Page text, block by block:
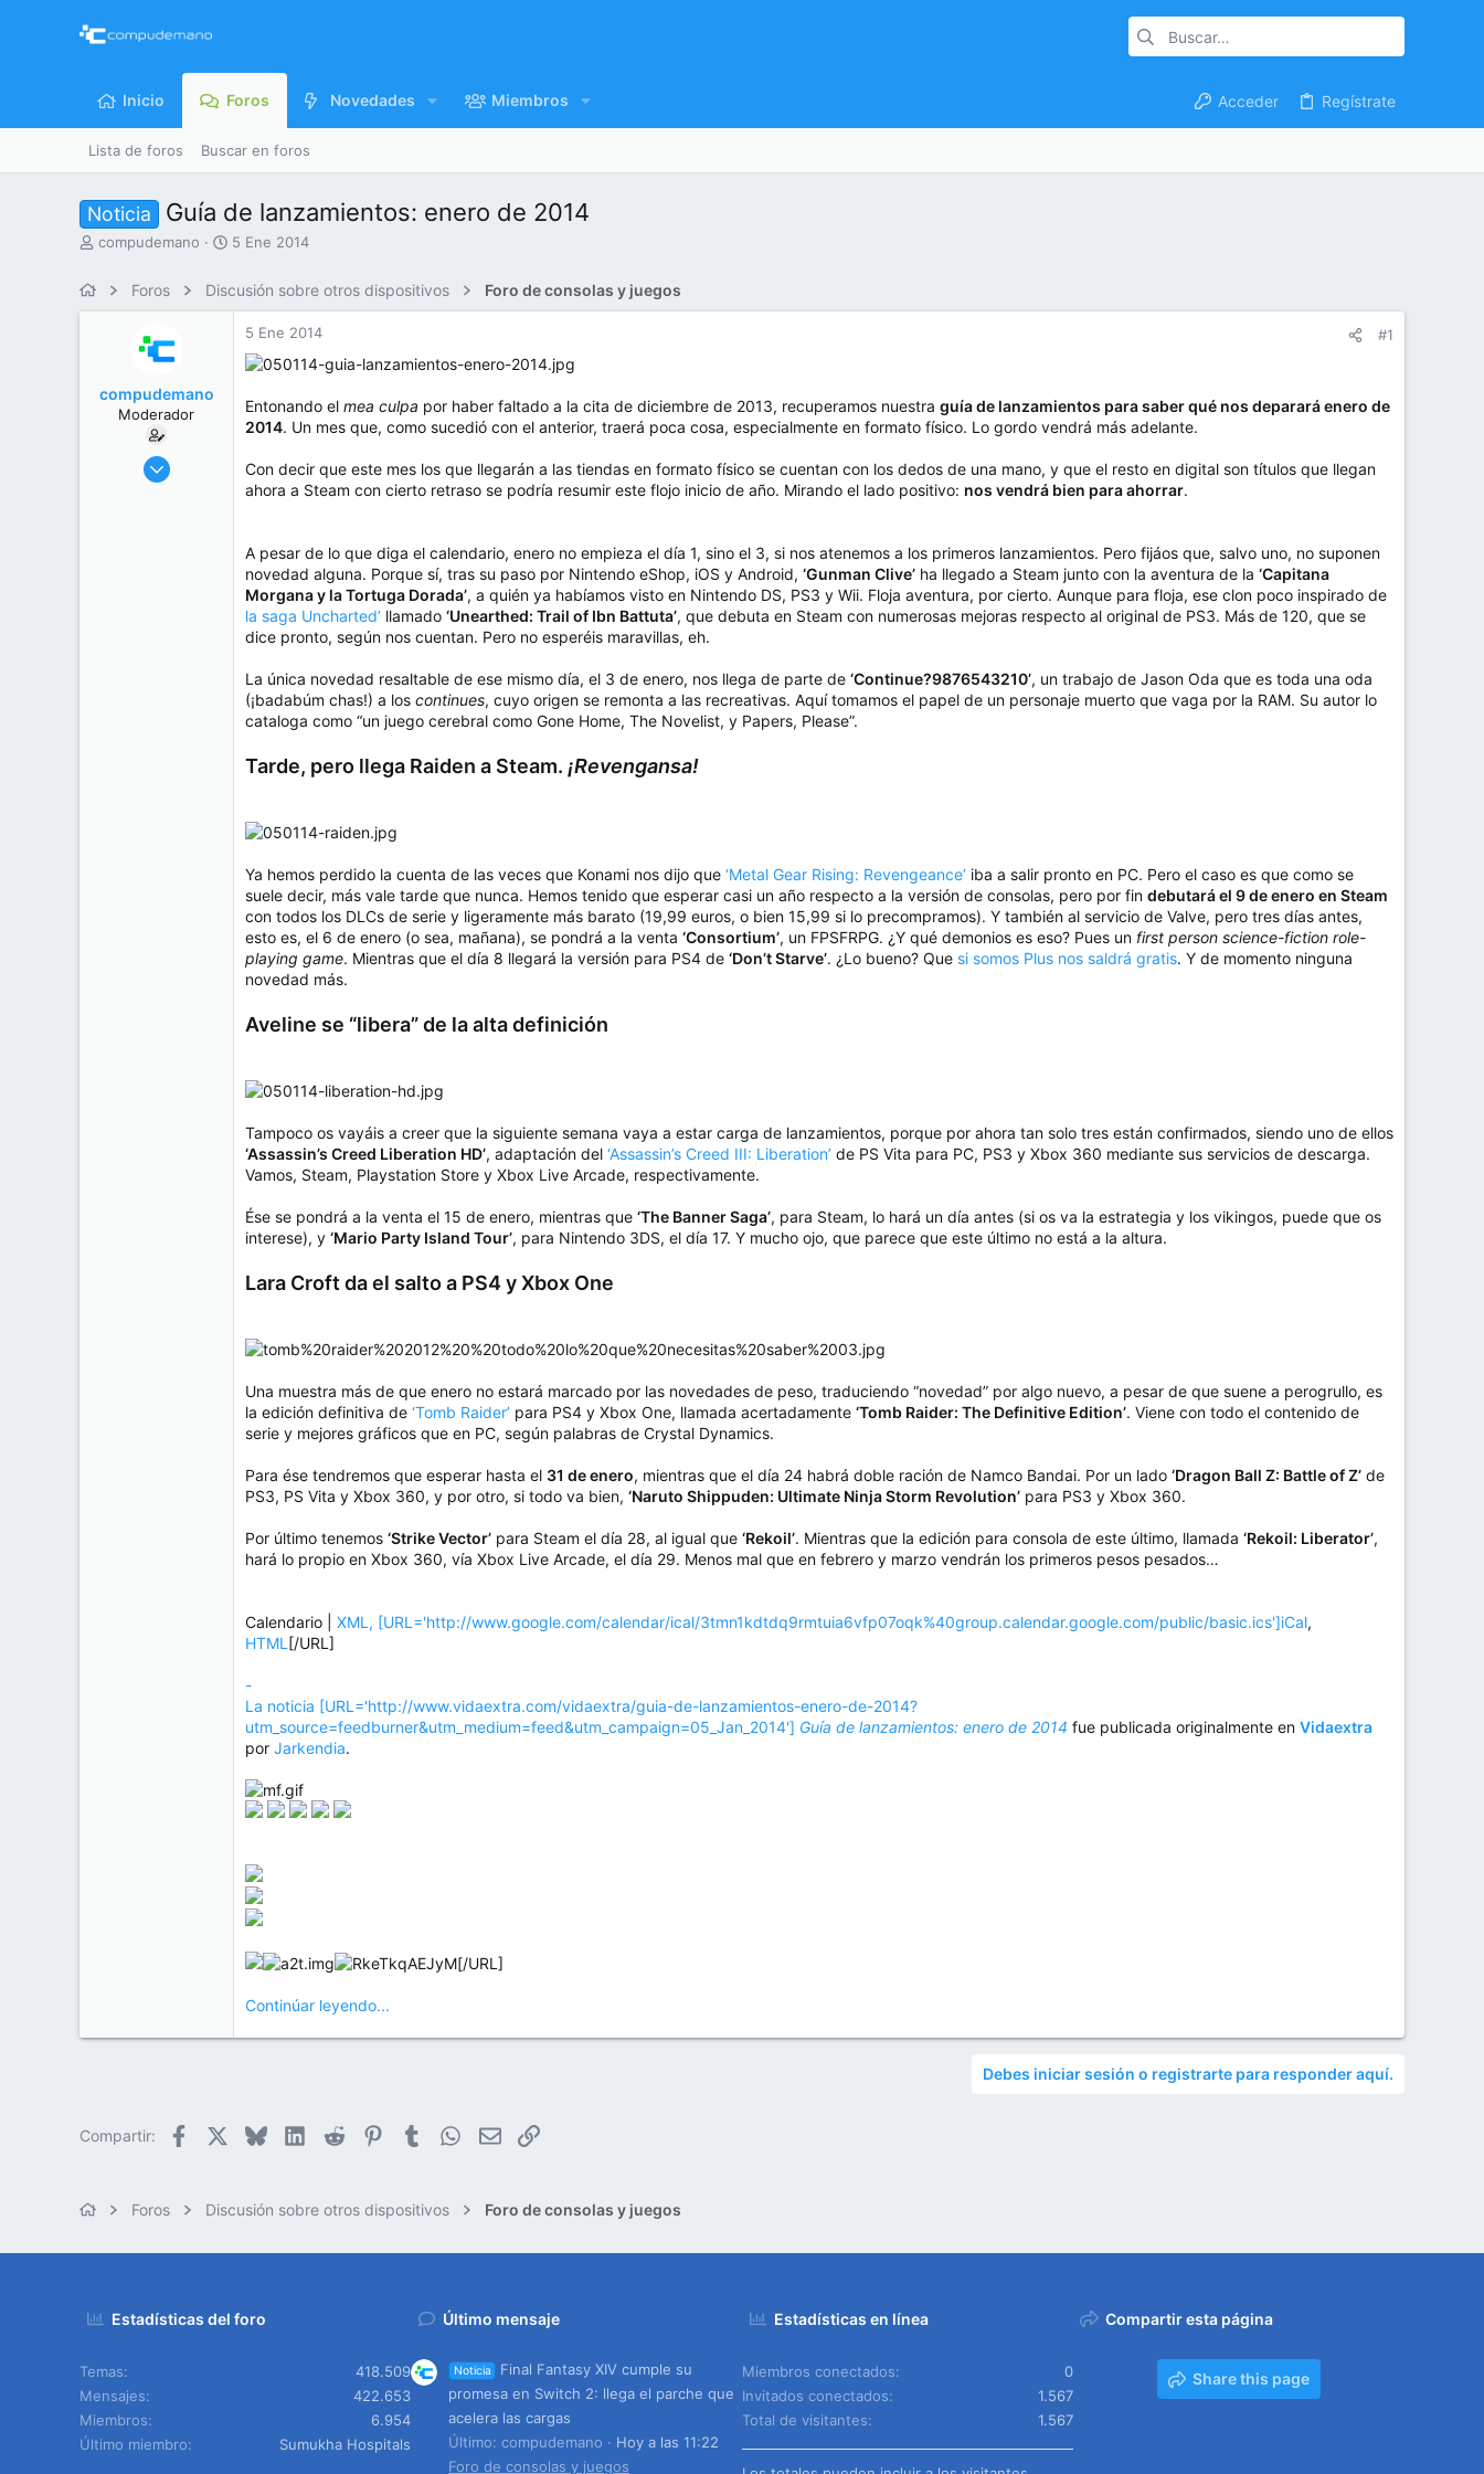
Inicio Foros Novedades Miembros Acceder Regístrate
Lista de foros Buscar en foros
Noticia Guía de lanzamientos: enero de 2014
I
r
compudemano
F
h
5 Ene 2014
Foros Discusión sobre otros dispositivos Foro de consolas y juegos
compudemano
Moderador
26 Jul 2013
5 Ene 2014 #1
Entonando el mea culpa por haber faltado a la cita de diciembre de 2013, recuperamos nuestra guía de lanzamientos para saber qué nos deparará enero de
2014. Un mes que, como sucedió con el anterior, traerá poca cosa, especialmente en formato físico. Lo gordo vendrá más adelante.
Con decir que este mes los que llegarán a las tiendas en formato físico se cuentan con los dedos de una mano, y que el resto en digital son títulos que llegan
ahora a Steam con cierto retraso se podría resumir este flojo inicio de año. Mirando el lado positivo: nos vendrá bien para ahorrar.
A pesar de lo que diga el calendario, enero no empieza el día 1, sino el 3, si nos atenemos a los primeros lanzamientos. Pero fijáos que, salvo uno, no suponen
novedad alguna. Porque sí, tras su paso por Nintendo eShop, iOS y Android, ‘Gunman Clive’ ha llegado a Steam junto con la aventura de la ‘Capitana
Morgana y la Tortuga Dorada’, a quién ya habíamos visto en Nintendo DS, PS3 y Wii. Floja aventura, por cierto. Aunque para floja, ese clon poco inspirado de
la saga Uncharted’ llamado ‘Unearthed: Trail of Ibn Battuta’, que debuta en Steam con numerosas mejoras respecto al original de PS3. Más de 120, que se
dice pronto, según nos cuentan. Pero no esperéis maravillas, eh.
La única novedad resaltable de ese mismo día, el 3 de enero, nos llega de parte de ‘Continue?9876543210’, un trabajo de Jason Oda que es toda una oda
(¡badabúm chas!) a los continues, cuyo origen se remonta a las recreativas. Aquí tomamos el papel de un personaje muerto que vaga por la RAM. Su autor lo
cataloga como “un juego cerebral como Gone Home, The Novelist, y Papers, Please”.
Tarde, pero llega Raiden a Steam. ¡Revengansa!
Ya hemos perdido la cuenta de las veces que Konami nos dijo que ‘Metal Gear Rising: Revengeance’ iba a salir pronto en PC. Pero el caso es que como se
suele decir, más vale tarde que nunca. Hemos tenido que esperar casi un año respecto a la versión de consolas, pero por fin debutará el 9 de enero en Steam
con todos los DLCs de serie y ligeramente más barato (19,99 euros, o bien 15,99 si lo precompramos). Y también al servicio de Valve, pero tres días antes,
esto es, el 6 de enero (o sea, mañana), se pondrá a la venta ‘Consortium’, un FPSFRPG. ¿Y qué demonios es eso? Pues un first person science-fiction role-
playing game. Mientras que el día 8 llegará la versión para PS4 de ‘Don’t Starve’. ¿Lo bueno? Que si somos Plus nos saldrá gratis. Y de momento ninguna
novedad más.
Aveline se “libera” de la alta definición
Tampoco os vayáis a creer que la siguiente semana vaya a estar carga de lanzamientos, porque por ahora tan solo tres están confirmados, siendo uno de ellos
‘Assassin’s Creed Liberation HD’, adaptación del ‘Assassin’s Creed III: Liberation’ de PS Vita para PC, PS3 y Xbox 360 mediante sus servicios de descarga.
Vamos, Steam, Playstation Store y Xbox Live Arcade, respectivamente.
Ése se pondrá a la venta el 15 de enero, mientras que ‘The Banner Saga’, para Steam, lo hará un día antes (si os va la estrategia y los vikingos, puede que os
interese), y ‘Mario Party Island Tour’, para Nintendo 3DS, el día 17. Y mucho ojo, que parece que este último no está a la altura.
Lara Croft da el salto a PS4 y Xbox One
Una muestra más de que enero no estará marcado por las novedades de peso, traduciendo “novedad” por algo nuevo, a pesar de que suene a perogrullo, es
la edición definitiva de ‘Tomb Raider’ para PS4 y Xbox One, llamada acertadamente ‘Tomb Raider: The Definitive Edition’. Viene con todo el contenido de
serie y mejores gráficos que en PC, según palabras de Crystal Dynamics.
Para ése tendremos que esperar hasta el 31 de enero, mientras que el día 24 habrá doble ración de Namco Bandai. Por un lado ‘Dragon Ball Z: Battle of Z’ de
PS3, PS Vita y Xbox 360, y por otro, si todo va bien, ‘Naruto Shippuden: Ultimate Ninja Storm Revolution’ para PS3 y Xbox 360.
Por último tenemos ‘Strike Vector’ para Steam el día 28, al igual que ‘Rekoil’. Mientras que la edición para consola de este último, llamada ‘Rekoil: Liberator’,
hará lo propio en Xbox 360, vía Xbox Live Arcade, el día 29. Menos mal que en febrero y marzo vendrán los primeros pesos pesados…
Calendario | XML, [URL='http://www.google.com/calendar/ical/3tmn1kdtdq9rmtuia6vfp07oqk%40group.calendar.google.com/public/basic.ics']iCal,
HTML[/URL]
-
La noticia [URL='http://www.vidaextra.com/vidaextra/guia-de-lanzamientos-enero-de-2014?
utm_source=feedburner&utm_medium=feed&utm_campaign=05_Jan_2014'] Guía de lanzamientos: enero de 2014 fue publicada originalmente en Vidaextra
por Jarkendia.
[/URL]
Continúar leyendo...
Debes iniciar sesión o registrarte para responder aquí.
Compartir: Facebook BlueskyLinkedIn
Reddit PinterestTumblr WhatsApp
EmailEnlace
Foros Discusión sobre otros dispositivos Foro de consolas y juegos
Estadísticas del foro
Temas
418.509
Mensajes
422.653
Miembros
6.954
Último miembro
Sumukha Hospitals
Último mensaje
Noticia
Final Fantasy XIV cumple su
promesa en Switch 2: llega el parche que
acelera las cargas
Último: compudemano
Hoy a las 11:22
Foro de consolas y juegos
Estadísticas en línea
Miembros conectados
0
Invitados conectados
1.567
Total de visitantes
1.567
Compartir esta página
Share this page